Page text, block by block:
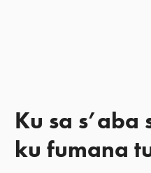
Ku sa
ku fumana